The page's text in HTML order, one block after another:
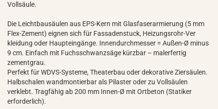
Vollsäule.
Die Leichtbausäulen aus EPS-Kern mit Glasfaserarmierung (5 mm
Flex-Zement) eignen sich für Fassadenstuck, Heizungsrohr-Ver
kleidung oder Haupteingänge. Innendurchmesser = Außen-Ø minus
9 cm. Einfach mit Fuchsschwanzsäge kürzbar – malerfertig
zementgrau.
Perfekt für WDVS-Systeme, Theaterbau oder dekorative Ziersäulen.
Halbschalen wandmontierbar als Pilaster oder zu Vollsäulen
verklebt. Tragfähig ab 200 mm Innen-Ø mit Ortbeton (Statiker
erforderlich).